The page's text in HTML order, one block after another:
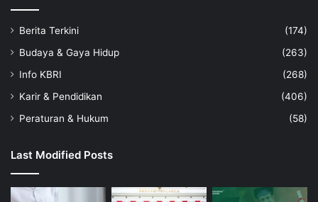
Berita Terkini
(174)
Budaya & Gaya Hidup
(263)
Info KBRI
(268)
Karir & Pendidikan
(406)
Peraturan & Hukum
(58)
Last Modified Posts